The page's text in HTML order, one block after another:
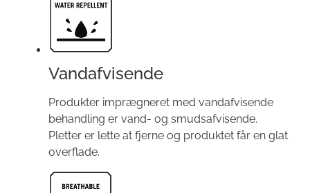
Vandafvisende
Produkter imprægneret med vandafvisende
behandling er vand- og smudsafvisende.
Pletter er lette at fjerne og produktet får en glat
overflade.